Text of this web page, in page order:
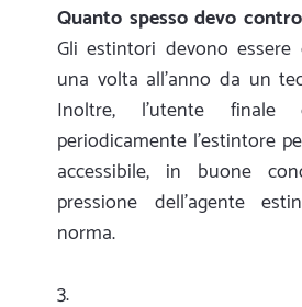
Quanto spesso devo
Gli estintori devono
una volta all'anno da un
Inoltre, l'utente finale
periodicamente l'estintore
accessibile, in buone
pressione dell'agente
norma.